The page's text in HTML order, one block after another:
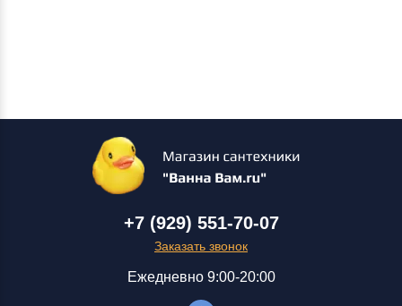
+7 (929) 551-70-07
Заказать звонок
Ежедневно 9:00-20:00